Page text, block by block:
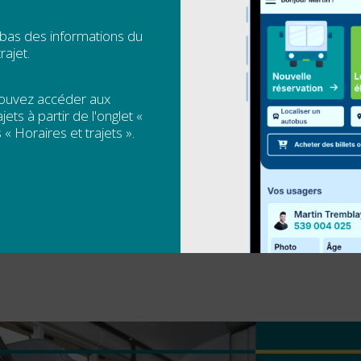
voiture quand tu peux en avoir une à la demande. Le
bouger facilement pour tes...
: LE TRANSPORT
SEPTEMBRE POUR LE
DE-LA-MADELEINE.
des informations du
accéder aux
à partir de l'onglet «
Horaires et trajets ».